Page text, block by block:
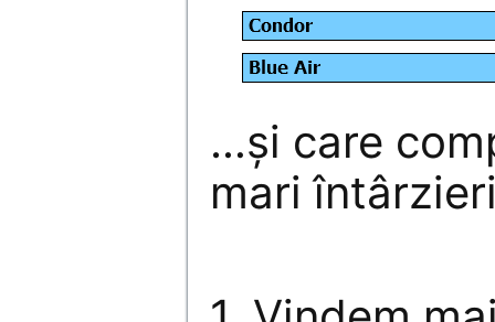
…şi care
mari